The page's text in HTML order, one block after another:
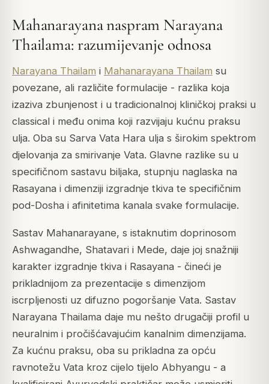
Mahanarayana naspram Narayana
Thailama: razumijevanje odnosa
Narayana Thailam i Mahanarayana Thailam su
povezane, ali različite formulacije - razlika koja
izaziva zbunjenost i u tradicionalnoj kliničkoj praksi u
classical i među onima koji razvijaju kućnu praksu
ulja. Oba su Sarva Vata Hara ulja s širokim spektrom
djelovanja za smirivanje Vata. Glavne razlike su u
specifičnom sastavu biljaka, stupnju naglaska na
Rasayana i dimenziji izgradnje tkiva te specifičnim
pod-Dosha i afinitetima kanala svake formulacije.
Sastav Mahanarayane, s istaknutim doprinosom
Ashwagandhe, Shatavari i Mede, daje joj snažniji
karakter izgradnje tkiva i Rasayana - čineći je
prikladnijom za prezentacije s dimenzijom
iscrpljenosti uz difuzno pogoršanje Vata. Sastav
Narayana Thailama daje mu nešto drugačiji profil u
neuralnim i pročišćavajućim kanalnim dimenzijama.
Za kućnu praksu, oba su prikladna za opću
ravnotežu Vata kroz cijelo tijelo Abhyangu - a